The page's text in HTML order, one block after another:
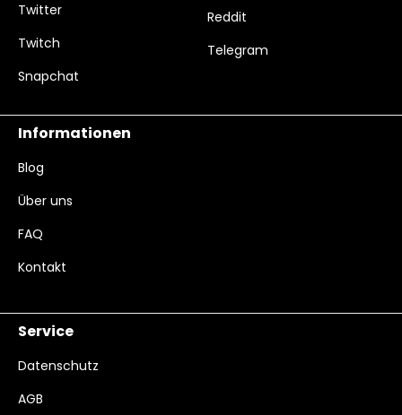
Twitter
Twitch
Snapchat
Reddit
Telegram
Informationen
Blog
Über uns
FAQ
Kontakt
Service
Datenschutz
AGB